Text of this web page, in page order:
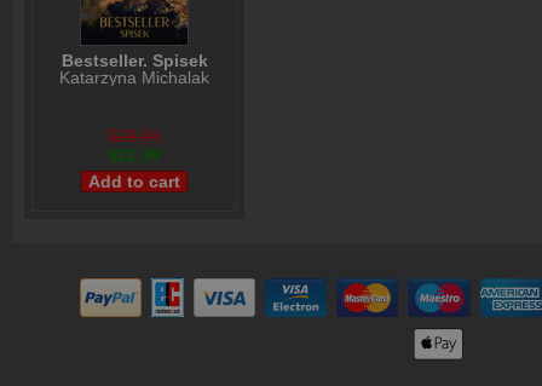
Bestseller. Spisek
Katarzyna Michalak
$29,99
$22,99